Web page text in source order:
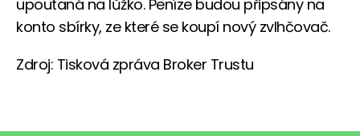
upoutaná na lůžko. Peníze budou připsány na
konto sbírky, ze které se koupí nový zvlhčovač.
Zdroj: Tisková zpráva Broker Trustu